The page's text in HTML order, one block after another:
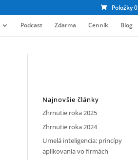
Položky 0
Podcast Zdarma Cenník Blog
Najnovšie články
Zhrnutie roka 2025
Zhrnutie roka 2024
Umelá inteligencia: princípy
aplikovania vo firmách